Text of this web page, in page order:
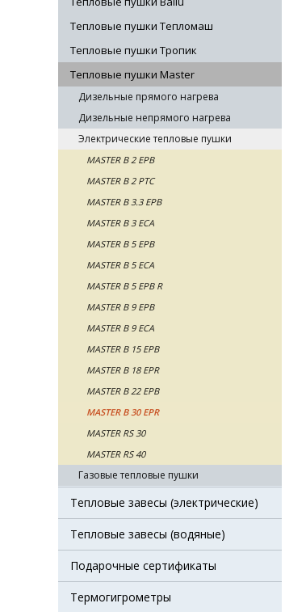
Тепловые пушки Тепломаш
Тепловые пушки Тропик
Тепловые пушки Master
Дизельные прямого нагрева
Дизельные непрямого нагрева
Электрические тепловые пушки
MASTER B 2 EPB
MASTER B 2 PTC
MASTER B 3.3 EPB
MASTER B 3 ECA
MASTER B 5 EPB
MASTER B 5 ECA
MASTER B 5 EPB R
MASTER B 9 EPB
MASTER B 9 ECA
MASTER B 15 EPB
MASTER B 18 EPR
MASTER B 22 EPB
MASTER B 30 EPR
MASTER RS 30
MASTER RS 40
Газовые тепловые пушки
Тепловые завесы (электрические)
Тепловые завесы (водяные)
Подарочные сертификаты
Термогигрометры